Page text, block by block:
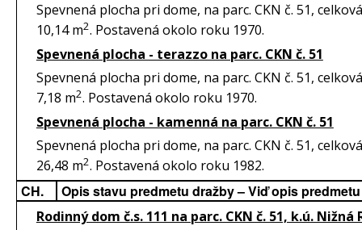
Spevnená plocha pri dome, na parc. CKN č. 51,
10,14 m2. Postavená okolo roku 1970.
Spevnená plocha - terazzo na parc. CKN č. 51
Spevnená plocha pri dome, na parc. CKN č. 51,
7,18 m2. Postavená okolo roku 1970.
Spevnená plocha - kamenná na parc. CKN č. 51
Spevnená plocha pri dome, na parc. CKN č. 51,
26,48 m2. Postavená okolo roku 1982.
CH. Opis stavu predmetu dražby – Viď opis
Rodinný dom č.s. 111 na parc. CKN č. 51, k.ú. Nižná